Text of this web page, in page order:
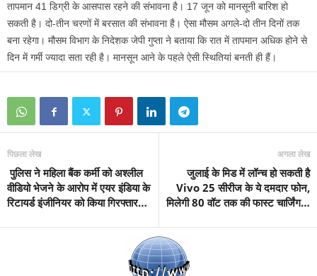
तापमान 41 डिग्री के आसपास रहने की संभावना है। 17 जून को मानसूनी बारिश हो
सकती है। दो-तीन चरणों में बरसात की संभावना है। ऐसा मौसम अगले-दो तीन दिनों तक
बना रहेगा। मौसम विभाग के निदेशक जेपी गुप्ता ने बताया कि रात में तापमान अधिक होने से
दिन में गर्मी ज्यादा सता रही है। मानसून आने के पहले ऐसी स्थितियां बनती ही हैं।
पिछला लेख
पुलिस ने महिला बैंक कर्मी को अश्लील
वीडियो भेजने के आरोप में एयर इंडिया के
रिटायर्ड इंजीनियर को किया गिरफ्तार…
अगला लेख
जुलाई के मिड में लॉन्च हो सकती है
Vivo 25 सीरीज के ये दमदार फोन,
मिलेगी 80 वॉट तक की फास्ट चार्जिंग…